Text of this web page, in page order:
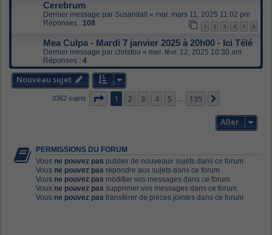
Cerebrum
Dernier message par SusanitaII « mar. mars 11, 2025 11:02 pm
Réponses : 108 1 2 3 4 5 6
Mea Culpa - Mardi 7 janvier 2025 à 20h00 - Ici Télé
Dernier message par christou « mer. févr. 12, 2025 10:30 am
Réponses : 4
Nouveau sujet
3362 sujets Page 1sur 135
1 2 3 4 5 135
Aller
PERMISSIONS DU FORUM
Vous ne pouvez pas publier de nouveaux sujets dans ce forum
Vous ne pouvez pas répondre aux sujets dans ce forum
Vous ne pouvez pas modifier vos messages dans ce forum
Vous ne pouvez pas supprimer vos messages dans ce forum
Vous ne pouvez pas transférer de pièces jointes dans ce forum